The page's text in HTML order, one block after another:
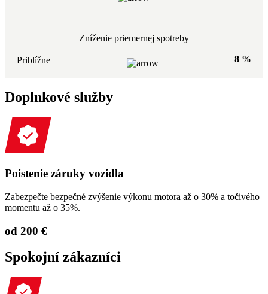
Zníženie priemernej spotreby
Priblížne 8 %
Doplnkové služby
Poistenie záruky vozidla
Zabezpečte bezpečné zvýšenie výkonu motora až o 30% a točivého
momentu až o 35%.
od 200 €
Spokojní zákazníci